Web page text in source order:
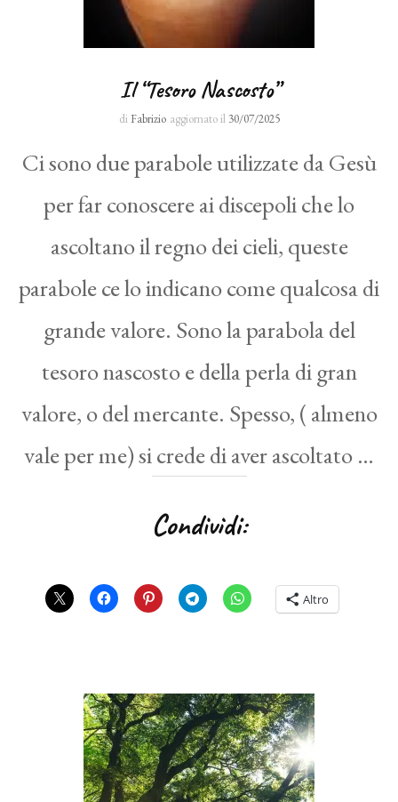
Il “Tesoro Nascosto”
di Fabrizio aggiornato il30/07/2025
Ci sono due parabole utilizzate da Gesù
per far conoscere ai discepoli che lo
ascoltano il regno dei cieli, queste
parabole ce lo indicano come qualcosa di
grande valore. Sono la parabola del
tesoro nascosto e della perla di gran
valore, o del mercante. Spesso, ( almeno
vale per me) si crede di aver ascoltato …
Condividi:
Altro